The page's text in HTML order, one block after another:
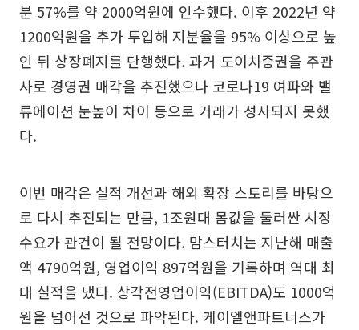
분 57%를 약 2000억원에 인수했다. 이후 2022년 약
1200억원을 추가 투입해 지분율을 95% 이상으로 높
인 뒤 상장폐지를 단행했다. 과거 도이치증권을 주관
사로 경영권 매각을 추진했으나 코로나19 여파와 밸
류에이션 눈높이 차이 등으로 거래가 성사되지 못했
다.
이번 매각은 실적 개선과 해외 확장 스토리를 바탕으
로 다시 추진되는 만큼, 1조원대 몸값을 둘러싼 시장
수요가 관건이 될 전망이다. 맘스터치는 지난해 매출
액 4790억원, 영업이익 897억원을 기록하며 역대 최
대 실적을 냈다. 상각전영업이익(EBITDA)도 1000억
원을 넘어선 것으로 파악된다. 케이엘앤파트너스가